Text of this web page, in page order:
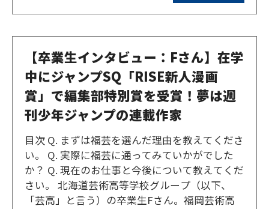
制高校で学ぶことが「人生終わり」「進路・就
【卒業生インタビュー：Fさん】在学
中にジャンプSQ「RISE新人漫画
賞」で編集部特別賞を受賞！夢は週
刊少年ジャンプの連載作家
目次 Q. まずは福芸を選んだ理由を教えてくださ
い。 Q. 実際に福芸に通ってみていかがでした
か？ Q. 現在のお仕事と今後について教えてくだ
さい。 北海道芸術高等学校グループ（以下、
「芸高」と言う）の卒業生Fさん。福岡芸術高